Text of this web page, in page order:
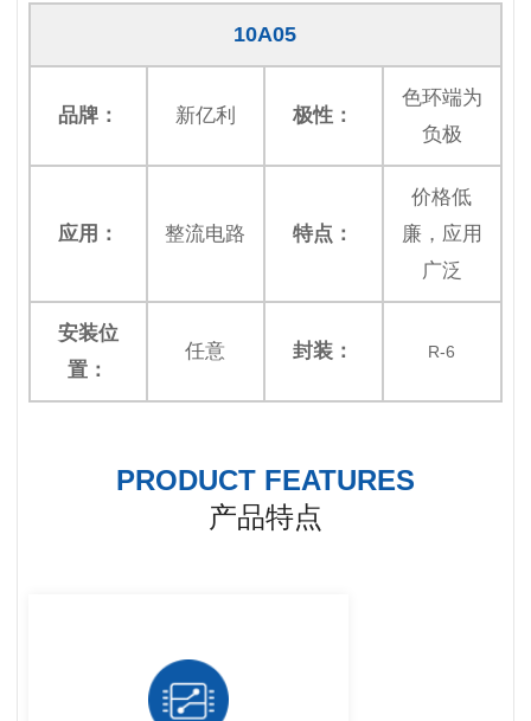
10A05
品牌： 新亿利 极性：
色环端为
负极
应用： 整流电路 特点：
价格低
廉，应用
广泛
安装位
置：
任意 封装： R-6
PRODUCT FEATURES
产品特点